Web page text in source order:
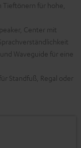
Tieftönern für hohe,
Center mit
Waveguide für eine
Standfuß, Regal oder